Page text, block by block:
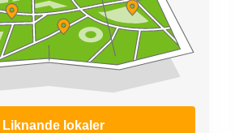
Liknande lokaler